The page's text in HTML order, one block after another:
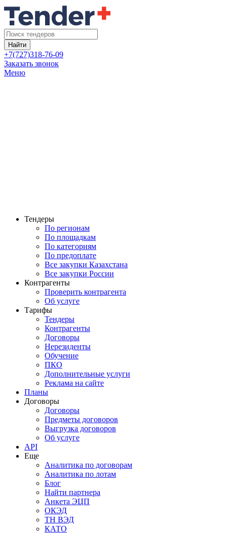
Найти
+7(727)318-76-09
Заказать звонок
Меню
Тендеры
По регионам
По площадкам
По категориям
По предоплате
Все закупки Казахстана
Все закупки России
Контрагенты
Проверить контрагента
Об услуге
Тарифы
Тендеры
Контрагенты
Договоры
Нерезиденты
Обучение
ПКО
Дополнительные услуги
Реклама на сайте
Планы
Договоры
Договоры
Предметы договоров
Выгрузка договоров
Об услуге
API
Еще
Аналитика по договорам
Аналитика по лотам
Блог
Найти партнера
Анкета ЭЦП
ОКЭД
ТН ВЭД
КАТО